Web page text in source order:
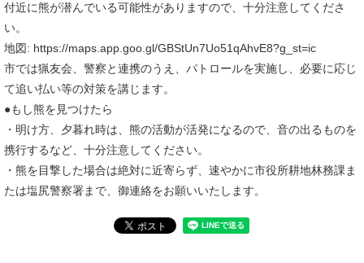
付近に熊が潜んでいる可能性がありますので、十分注意してくださ
い。
地図: https://maps.app.goo.gl/GBStUn7Uo51qAhvE8?g_st=ic
市では猟友会、警察と連携のうえ、パトロールを実施し、必要に応じ
て追い払い等の対策を講じます。
●もし熊を見つけたら
・明け方、夕暮れ時は、熊の活動が活発になるので、音の出るものを
携行するなど、十分注意してください。
・熊を目撃した場合は絶対に近寄らず、速やかに市役所耕地林務課ま
たは塩尻警察署まで、御連絡をお願いいたします。